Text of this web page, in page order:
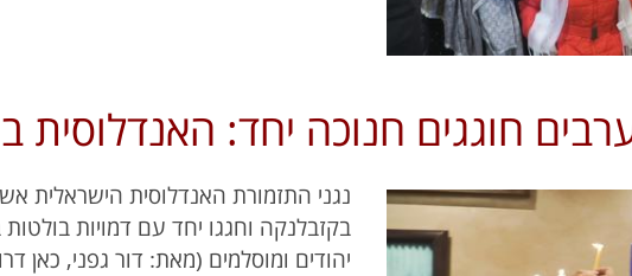
חוגגים חנוכה יחד: האנדלוסית
נגני התזמורת האנדלוסית הישראלית
בקזבלנקה וחגגו יחד עם דמויות
יהודים ומוסלמים (מאת: דור גפני, כאן דרום -